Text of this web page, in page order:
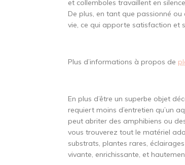
et collemboles travaillent en
De plus, en tant que passionné
vie, ce qui apporte satisfaction et
Plus d’informations à propos de
En plus d’être un superbe objet
requiert moins d’entretien qu’un
peut abriter des amphibiens ou
vous trouverez tout le matériel
substrats, plantes rares,
vivante, enrichissante, et